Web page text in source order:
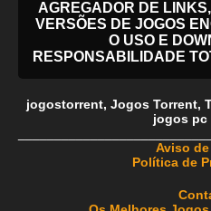
AGREGADOR DE
VERSÕES DE JOGOS
O USO E
RESPONSABILIDADE
jogostorrent, Jogos Torrent,
jogos pc
Aviso de
Política de